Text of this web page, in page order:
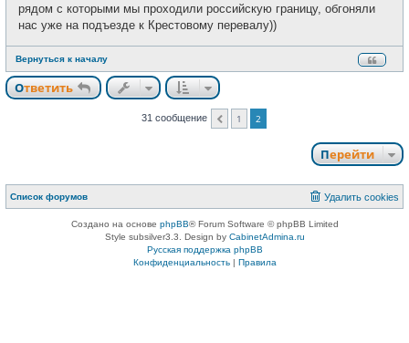
рядом с которыми мы проходили российскую границу, обгоняли
нас уже на подъезде к Крестовому перевалу))
Вернуться к началу
Ответить
31 сообщение Пред.
1 2
Перейти
Список форумов Удалить cookies
Создано на основе phpBB® Forum Software © phpBB Limited
Style subsilver3.3. Design by CabinetAdmina.ru
Русская поддержка phpBB
Конфиденциальность| Правила